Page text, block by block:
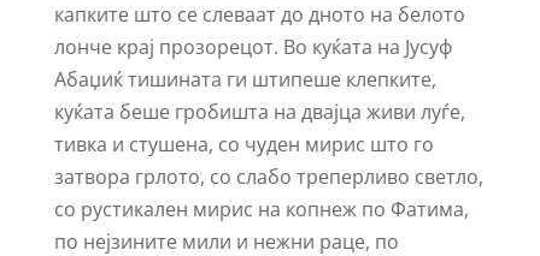
капките што се слеваат до дното на белото
лонче крај прозорецот. Во куќата на Јусуф
Абаџиќ тишината ги штипеше клепките,
куќата беше гробишта на двајца живи луѓе,
тивка и стушена, со чуден мирис што го
затвора грлото, со слабо треперливо светло,
со рустикален мирис на копнеж по Фатима,
по нејзините мили и нежни раце, по